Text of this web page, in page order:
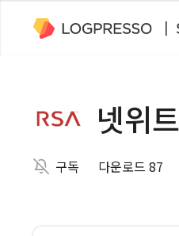
넷위
구독 다운로드 87